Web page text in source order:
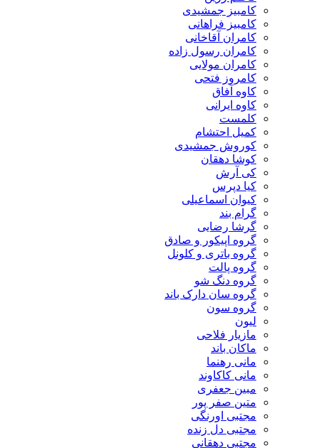
کامبیز جمشیدی
کامبیز فراهانی
کامران آقاخانی
کامران رسول زاده
کامران مولایی
کامروز فتحی
کاوه آفاق
کاوه ایرانی
کلمست
کمیل احتشام
کوروش جمشیدی
کوشا دهقان
کی آرش
کیا دپرس
کیوان اسماعیلی
گرام بند
گرشا رضایی
گروه اپیکور و صادق
گروه باتری و کلونل
گروه پالت
گروه دنگ شو
گروه سان دارک باند
گروه سون
لیون
مازیار فلاحی
ماکان باند
مانی رهنما
مانی کاکاوند
مبین جعفری
متین صفر پور
مجتبی اورنگی
مجتبی دل زنده
مجتبی دهقانی